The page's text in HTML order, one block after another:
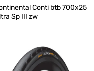
Conti btb 700x25
Sp III zw